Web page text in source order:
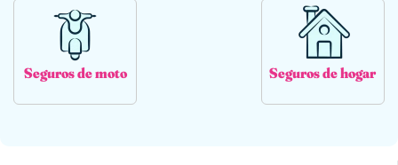
Seguros de moto Seguros de hogar